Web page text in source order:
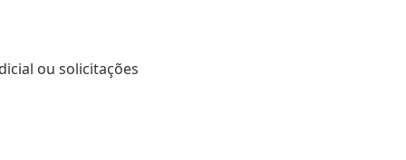
ou solicitações